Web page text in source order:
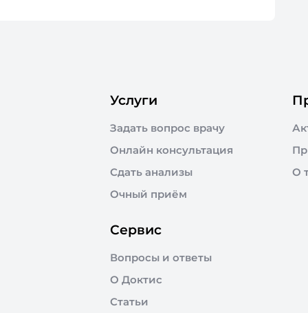
Услуги
Задать вопрос врачу
Онлайн консультация
Сдать анализы
Очный приём
О
Сервис
Вопросы и ответы
О Доктис
Статьи